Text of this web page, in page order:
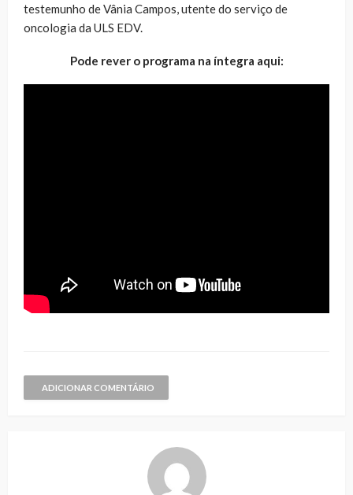
testemunho de Vânia Campos, utente do serviço de
oncologia da ULS EDV.
Pode rever o programa na íntegra aqui:
ADICIONAR COMENTÁRIO